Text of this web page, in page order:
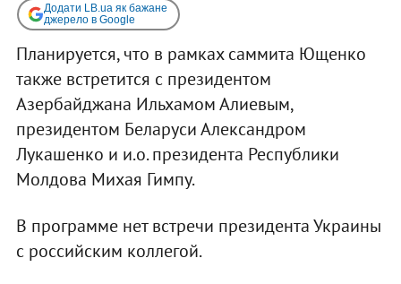
Додати LB.ua як бажане
джерело в Google
Планируется, что в рамках саммита Ющенко
также встретится с президентом
Азербайджана Ильхамом Алиевым,
президентом Беларуси Александром
Лукашенко и и.о. президента Республики
Молдова Михая Гимпу.
В программе нет встречи президента Украины
с российским коллегой.